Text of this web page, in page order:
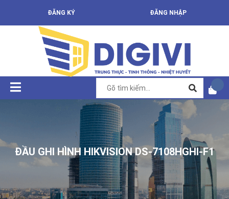
ĐĂNG KÝ ĐĂNG NHẬP
ĐẦU GHI HÌNH HIKVISION DS-7108HGHI-F1